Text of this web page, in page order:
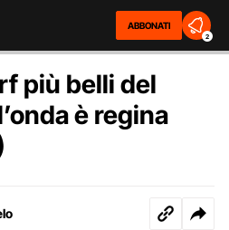
ABBONATI
2
più belli del
è regina